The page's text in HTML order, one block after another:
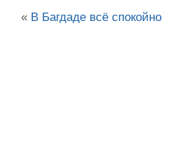
« В Багдаде всё спокойно